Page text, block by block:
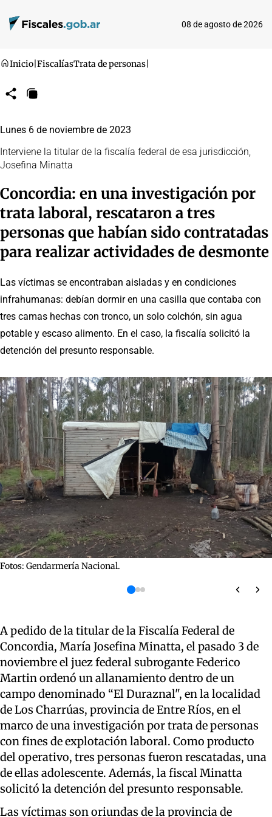
08 de agosto de 2026
Inicio FiscalíasTrata de personas
CompartirCopiar
Lunes 6 de noviembre de 2023
Interviene la titular de la fiscalía federal de esa jurisdicción,
Josefina Minatta
Concordia: en una investigación por
trata laboral, rescataron a tres
personas que habían sido contratadas
para realizar actividades de desmonte
Las víctimas se encontraban aisladas y en condiciones
infrahumanas: debían dormir en una casilla que contaba con
tres camas hechas con tronco, un solo colchón, sin agua
potable y escaso alimento. En el caso, la fiscalía solicitó la
detención del presunto responsable.
Fotos: Gendarmería Nacional.
A pedido de la titular de la Fiscalía Federal de
Concordia, María Josefina Minatta, el pasado 3 de
noviembre el juez federal subrogante Federico
Martin ordenó un allanamiento dentro de un
campo denominado “El Duraznal", en la localidad
de Los Charrúas, provincia de Entre Ríos, en el
marco de una investigación por trata de personas
con fines de explotación laboral. Como producto
del operativo, tres personas fueron rescatadas, una
de ellas adolescente. Además, la fiscal Minatta
solicitó la detención del presunto responsable.
Las víctimas son oriundas de la provincia de